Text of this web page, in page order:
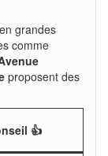
grandes
comme
proposent des
👍